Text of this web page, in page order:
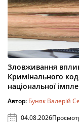
Зловживання
Кримінального
національної
Автор: Буняк Валерій
04.08.2026